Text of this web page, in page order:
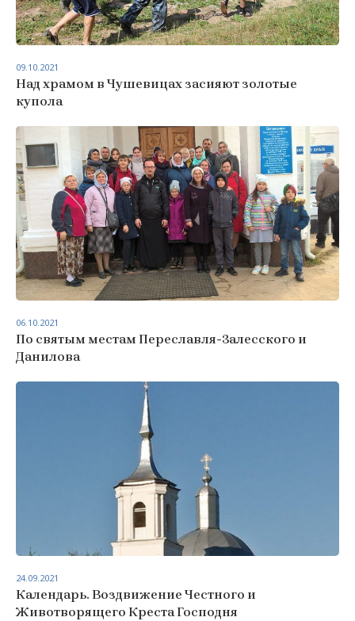
Над храмом в Чушевицах засияют золотые
купола
09.10.2021
По святым местам Переславля-Залесского и
Данилова
06.10.2021
Календарь. Воздвижение Честного и
Животворящего Креста Господня
24.09.2021